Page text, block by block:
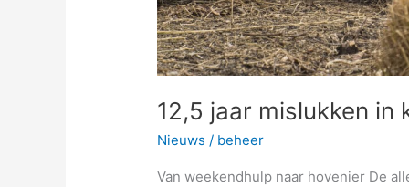
12,5 jaar mislukken in
Nieuws / beheer
Van weekendhulp naar hovenier De